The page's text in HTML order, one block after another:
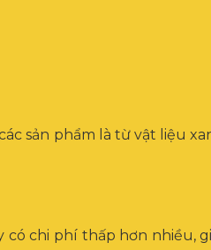
sản phẩm là từ vật liệu
chi phí thấp hơn nhiều,